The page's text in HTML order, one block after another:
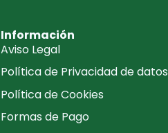
Información
Aviso Legal
Política de Privacidad de datos
Política de Cookies
Formas de Pago